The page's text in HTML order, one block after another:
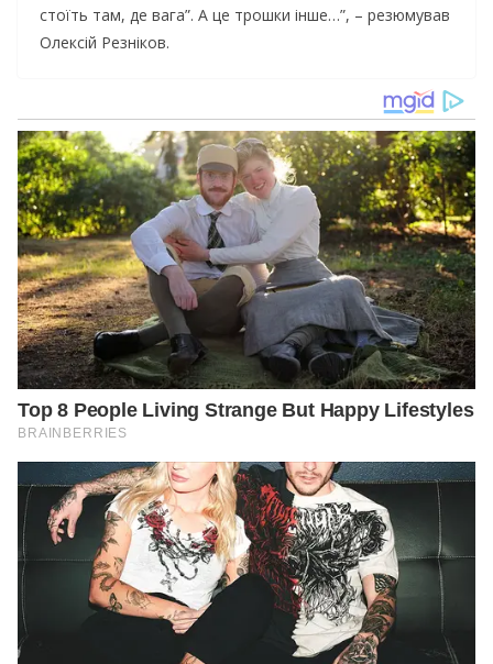
стоїть там, де вага”. А це трошки інше…”, – резюмував
Олексій Резніков.